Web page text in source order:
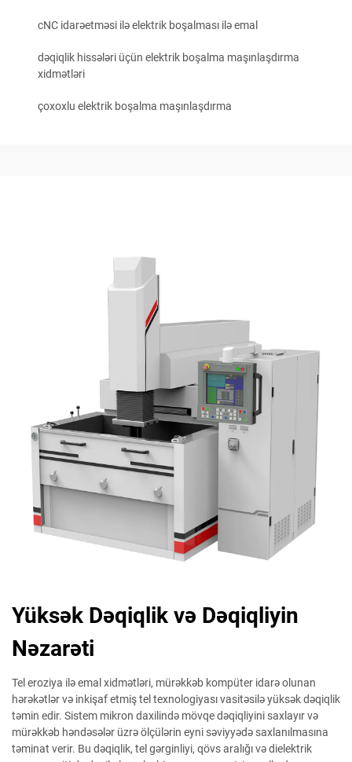
cNC idarəetməsi ilə elektrik boşalması ilə emal
dəqiqlik hissələri üçün elektrik boşalma maşınlaşdırma
xidmətləri
çoxoxlu elektrik boşalma maşınlaşdırma
Yüksək Dəqiqlik və Dəqiqliyin
Nəzarəti
Tel eroziya ilə emal xidmətləri, mürəkkəb kompüter idarə olunan
hərəkətlər və inkişaf etmiş tel texnologiyası vasitəsilə yüksək dəqiqlik
təmin edir. Sistem mikron daxilində mövqe dəqiqliyini saxlayır və
mürəkkəb həndəsələr üzrə ölçülərin eyni səviyyədə saxlanılmasına
təminat verir. Bu dəqiqlik, tel gərginliyi, qövs aralığı və dielektrik